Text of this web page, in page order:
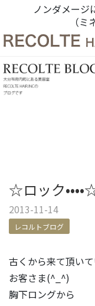
ノンダメージ
（
☆ロック
2013-11-14
レコルトブログ
古くから来て頂い
お客さま(^_^)
胸下ロングから